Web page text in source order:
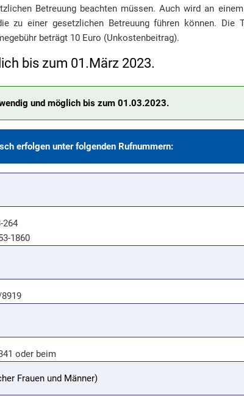
Betreuung beachten müssen. Auch wird an
zu einer gesetzlichen Betreuung führen können. Die
beträgt 10 Euro (Unkostenbeitrag).
bis zum 01.März 2023.
und möglich bis zum 01.03.2023.
erfolgen unter folgenden Rufnummern:
264
1860
oder beim
Frauen und Männer)